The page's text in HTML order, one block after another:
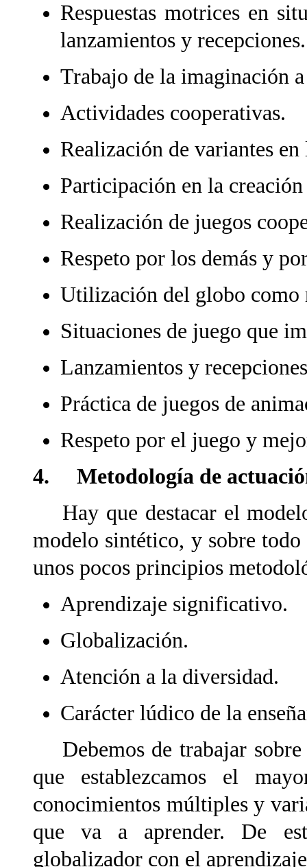
Respuestas motrices en
lanzamientos y recepciones.
Trabajo de la imaginación
Actividades cooperativas.
Realización de variantes en
Participación en la
Realización de juegos
Respeto por los demás y
Utilización del globo como
Situaciones de juego que
Lanzamientos y recepciones
Práctica de juegos de
Respeto por el juego y
4. Metodología de
Hay que destacar el
modelo sintético, y sobre
unos pocos principios
Aprendizaje significativo.
Globalización.
Atención a la diversidad.
Carácter lúdico de la
Debemos de trabajar sobre
que establezcamos el
conocimientos múltiples y
que va a aprender. De
globalizador con el